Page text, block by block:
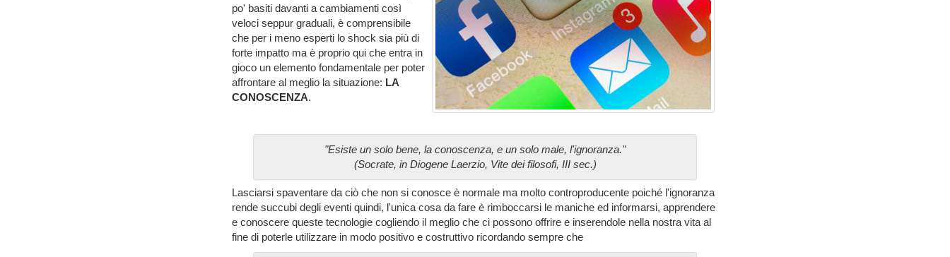
po' basiti davanti a cambiamenti così
veloci seppur graduali, è comprensibile
che per i meno esperti lo shock sia più di
forte impatto ma è proprio qui che entra in
gioco un elemento fondamentale per poter
affrontare al meglio la situazione: LA
CONOSCENZA.
"Esiste un solo bene, la conoscenza, e un solo male, l'ignoranza."
(Socrate, in Diogene Laerzio, Vite dei filosofi, III sec.)
Lasciarsi spaventare da ciò che non si conosce è normale ma molto controproducente poiché l'ignoranza
rende succubi degli eventi quindi, l'unica cosa da fare è rimboccarsi le maniche ed informarsi, apprendere
e conoscere queste tecnologie cogliendo il meglio che ci possono offrire e inserendole nella nostra vita al
fine di poterle utilizzare in modo positivo e costruttivo ricordando sempre che